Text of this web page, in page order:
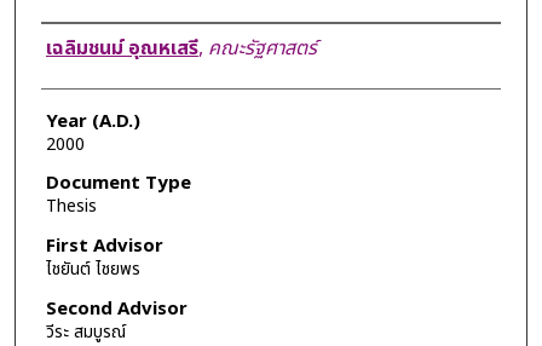
Author
เฉลิมชนม์ อุณหเสรี, คณะรัฐศาสตร์
Year (A.D.)
2000
Document Type
Thesis
First Advisor
ไชยันต์ ไชยพร
Second Advisor
วีระ สมบูรณ์